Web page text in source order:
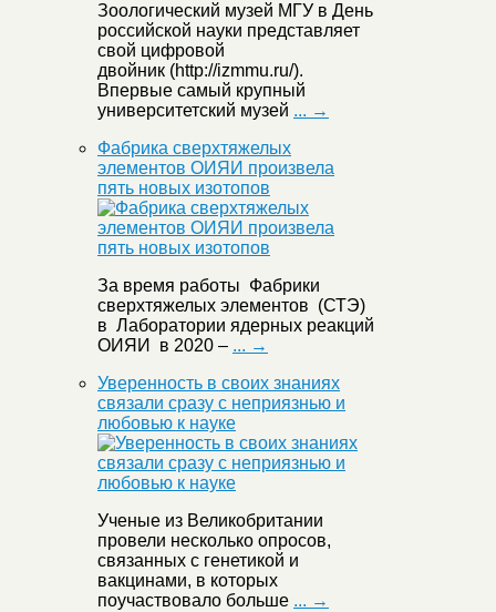
Зоологический музей МГУ в День
российской науки представляет
свой цифровой
двойник (http://izmmu.ru/).
Впервые самый крупный
университетский музей ... →
Фабрика сверхтяжелых
элементов ОИЯИ произвела
пять новых изотопов
За время работы Фабрики
сверхтяжелых элементов (СТЭ)
в Лаборатории ядерных реакций
ОИЯИ в 2020 – ... →
Уверенность в своих знаниях
связали сразу с неприязнью и
любовью к науке
Ученые из Великобритании
провели несколько опросов,
связанных с генетикой и
вакцинами, в которых
поучаствовало больше ... →